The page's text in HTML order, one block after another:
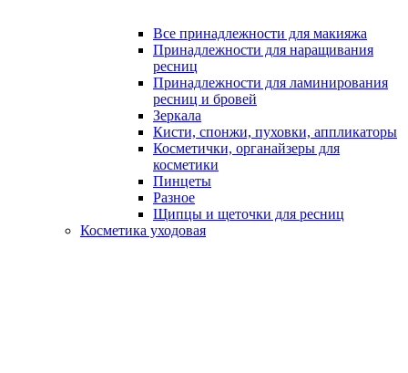
Все принадлежности для макияжа
Принадлежности для наращивания
ресниц
Принадлежности для ламинирования
ресниц и бровей
Зеркала
Кисти, спонжи, пуховки, аппликаторы
Косметички, органайзеры для
косметики
Пинцеты
Разное
Щипцы и щеточки для ресниц
Косметика уходовая